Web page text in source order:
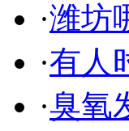
·潍坊
·有人
·臭氧